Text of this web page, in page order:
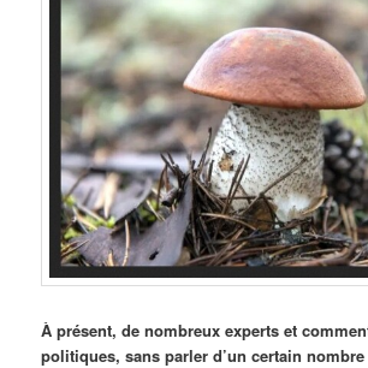
À présent, de nombreux experts et
politiques, sans parler d’un certain nombre